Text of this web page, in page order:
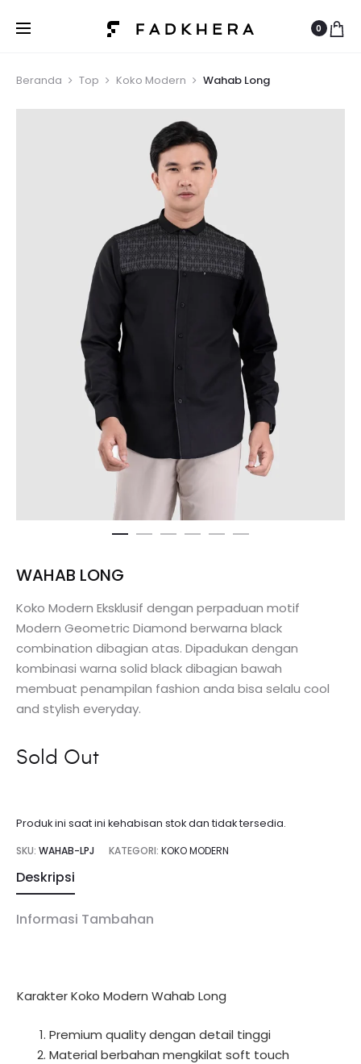
0
Beranda Top Koko Modern Wahab Long
WAHAB LONG
Koko Modern Eksklusif dengan perpaduan motif
Modern Geometric Diamond berwarna black
combination dibagian atas. Dipadukan dengan
kombinasi warna solid black dibagian bawah
membuat penampilan fashion anda bisa selalu cool
and stylish everyday.
Sold Out
Produk ini saat ini kehabisan stok dan tidak tersedia.
SKU: WAHAB-LPJ KATEGORI: KOKO MODERN
Deskripsi
Informasi Tambahan
Karakter Koko Modern Wahab Long
Premium quality dengan detail tinggi
Material berbahan mengkilat soft touch